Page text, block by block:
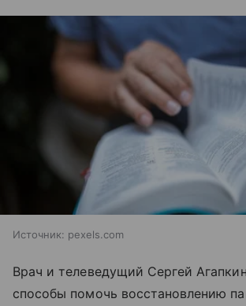
Источник: pexels.com
Врач и телеведущий Сергей
способы помочь восстановлению